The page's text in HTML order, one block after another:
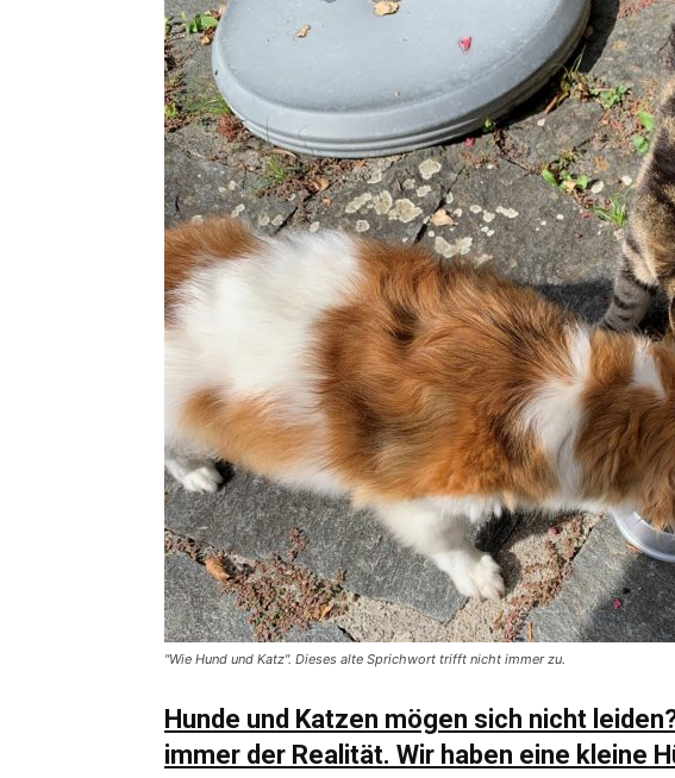
"Wie Hund und Katz". Dieses alte Sprichwort trifft nicht immer zu.
Hunde und Katzen mögen sich nicht
immer der Realität. Wir haben eine kleine